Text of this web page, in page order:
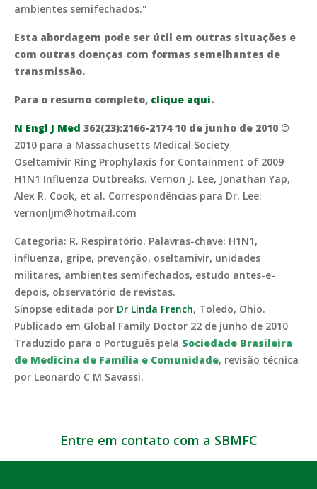
ambientes semifechados."
Esta abordagem pode ser útil em outras situações e
com outras doenças com formas semelhantes de
transmissão.
Para o resumo completo, clique aqui.
N Engl J Med 362(23):2166-2174 10 de junho de 2010 ©
2010 para a Massachusetts Medical Society
Oseltamivir Ring Prophylaxis for Containment of 2009
H1N1 Influenza Outbreaks. Vernon J. Lee, Jonathan Yap,
Alex R. Cook, et al. Correspondências para Dr. Lee:
vernonljm@hotmail.com
Categoria: R. Respiratório. Palavras-chave: H1N1,
influenza, gripe, prevenção, oseltamivir, unidades
militares, ambientes semifechados, estudo antes-e-
depois, observatório de revistas.
Sinopse editada por Dr Linda French, Toledo, Ohio.
Publicado em Global Family Doctor 22 de junho de 2010
Traduzido para o Português pela Sociedade Brasileira
de Medicina de Família e Comunidade, revisão técnica
por Leonardo C M Savassi.
Entre em contato com a SBMFC